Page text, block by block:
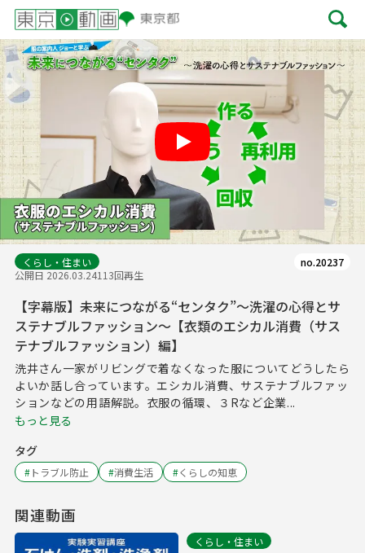
Play
くらし・住まい
公開日 2026.03.24113回再生
no.20237
【字幕版】未来につながる“センタク”～洗濯の心得とサ
ステナブルファッション～【衣類のエシカル消費（サス
テナブルファッション）編】
洗井さん一家がリビングで着なくなった服についてどうしたら
よいか話し合っています。エシカル消費、サステナブルファッ
ションなどの用語解説。衣服の循環、３Rなど企業...
もっと見る
タグ
#トラブル防止 #消費生活 #くらしの知恵
関連動画
くらし・住まい